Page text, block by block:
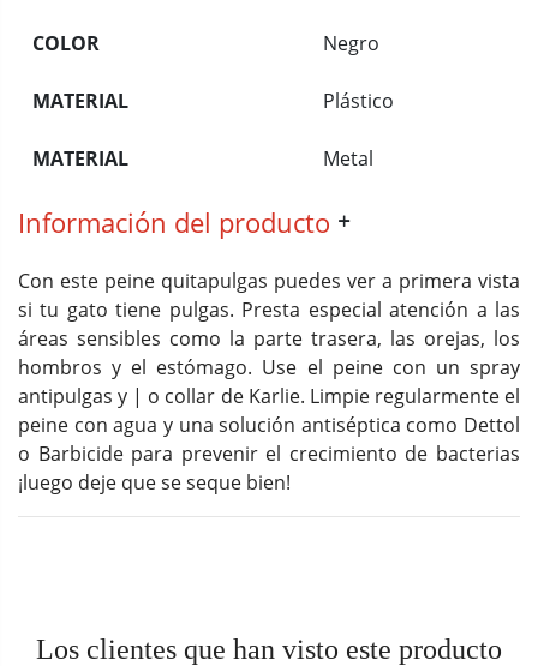
COLOR Negro
MATERIAL Plástico
MATERIAL Metal
Información del producto
Con este peine quitapulgas puedes ver a primera vista
si tu gato tiene pulgas. Presta especial atención a las
áreas sensibles como la parte trasera, las orejas, los
hombros y el estómago. Use el peine con un spray
antipulgas y | o collar de Karlie. Limpie regularmente el
peine con agua y una solución antiséptica como Dettol
o Barbicide para prevenir el crecimiento de bacterias
¡luego deje que se seque bien!
Los clientes que han visto este producto